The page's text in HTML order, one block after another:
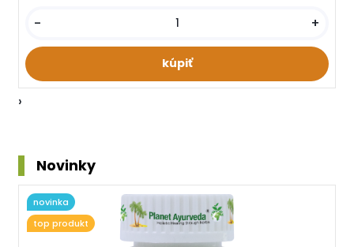
- +
›
Novinky
novinka
top produkt